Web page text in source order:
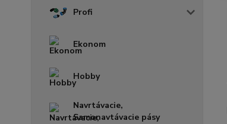
Profi
Ekonom
Hobby
Navrtávacie,
Samonavtávacie pásy